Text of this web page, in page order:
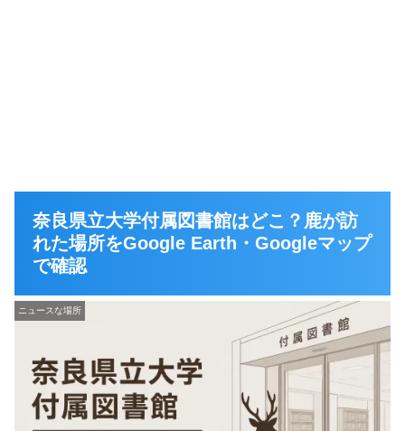
奈良県立大学付属図書館はどこ？鹿が訪
れた場所をGoogle Earth・Googleマップ
で確認
ニュースな場所